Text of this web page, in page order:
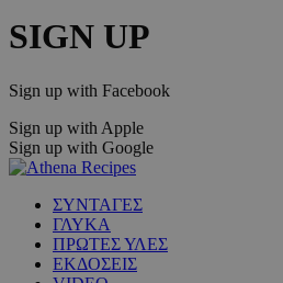
SIGN UP
Sign up with Facebook
Sign up with Apple
Sign up with Google
ΣΥΝΤΑΓΕΣ
ΓΛΥΚΑ
ΠΡΩΤΕΣ ΥΛΕΣ
ΕΚΔΟΣΕΙΣ